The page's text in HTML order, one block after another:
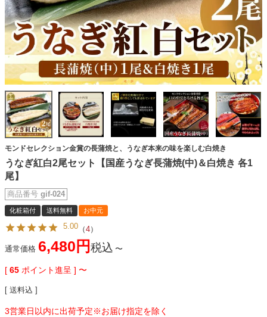
モンドセレクション金賞の長蒲焼と、うなぎ本来の味を楽しむ白焼き
うなぎ紅白2尾セット【国産うなぎ長蒲焼(中)＆白焼き 各1
尾】
商品番号 gif-024
化粧箱付 送料無料 お中元
5.00 （4）
通常価格 6,480 税込 〜
[ 65 ポイント進呈 ] 〜
送料込
3営業日以内に出荷予定※お届け指定を除く